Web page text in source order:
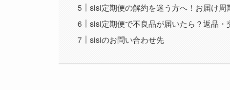
sisi定期便の解約を迷う方へ！お届け
sisi定期便で不良品が届いたら？返品・
sisiのお問い合わせ先